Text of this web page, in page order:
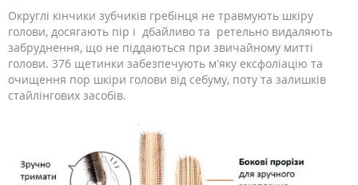
Округлі кінчики зубчиків гребінця не травмують шкіру
голови, досягають пір і дбайливо та ретельно видаляють
забруднення, що не піддаються при звичайному митті
голови. 376 щетинки забезпечують м’яку ексфоліацію та
очищення пор шкіри голови від себуму, поту та залишків
стайлінгових засобів.